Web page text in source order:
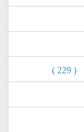
( 229 )